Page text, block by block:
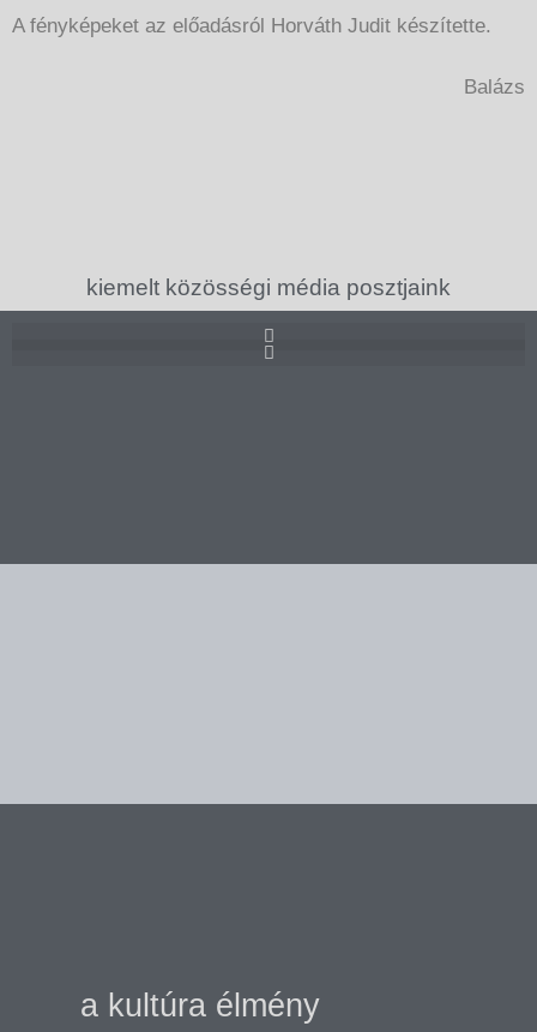
A fényképeket az előadásról Horváth Judit készítette.
Balázs
kiemelt közösségi média posztjaink
a kultúra élmény